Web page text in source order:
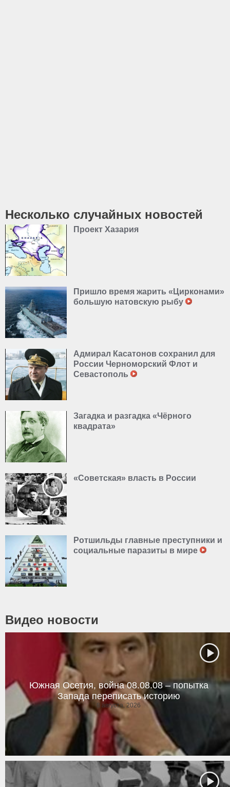
Несколько случайных новостей
Проект Хазария
Пришло время жарить «Цирконами»
большую натовскую рыбу
Адмирал Касатонов сохранил для
России Черноморский Флот и
Севастополь
Загадка и разгадка «Чёрного
квадрата»
«Советская» власть в России
Ротшильды главные преступники и
социальные паразиты в мире
Видео новости
Южная Осетия, война 08.08.08 – попытка
Запада переписать историю
8 августа, 2026